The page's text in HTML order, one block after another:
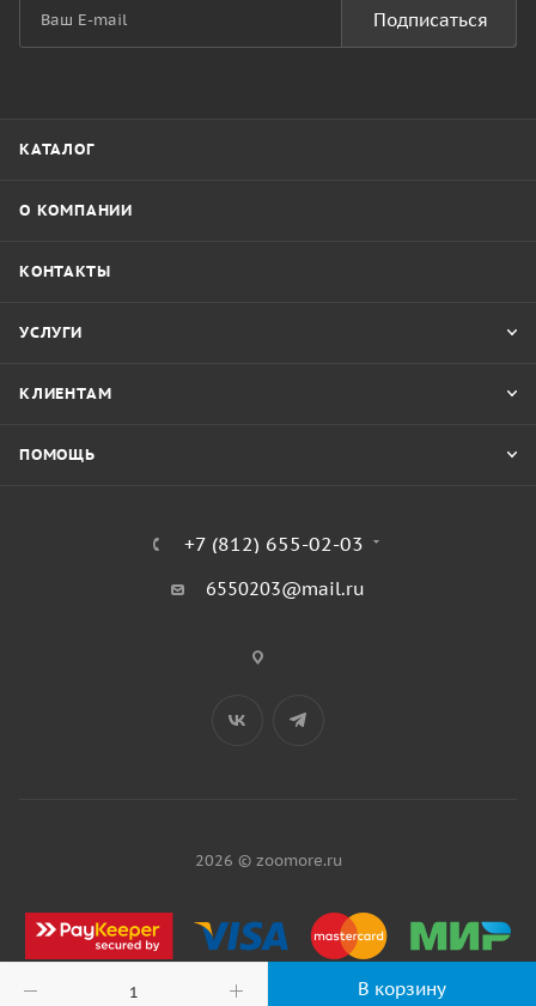
В корзину
Подписаться
КАТАЛОГ
О КОМПАНИИ
КОНТАКТЫ
УСЛУГИ
КЛИЕНТАМ
ПОМОЩЬ
+7 (812) 655-02-03
6550203@mail.ru
2026 © zoomore.ru